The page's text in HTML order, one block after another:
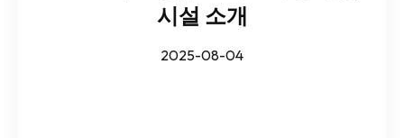
시설 소개
2025-08-04